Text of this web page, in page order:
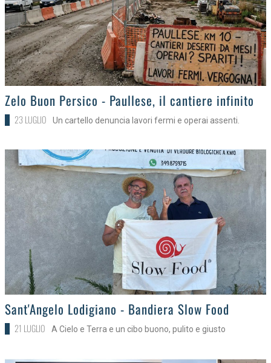
>
Zelo Buon Persico - Paullese, il cantiere infinito
23 LUGLIO Un cartello denuncia lavori fermi e operai assenti.
>
Sant'Angelo Lodigiano - Bandiera Slow Food
21 LUGLIO A Cielo e Terra e un cibo buono, pulito e giusto